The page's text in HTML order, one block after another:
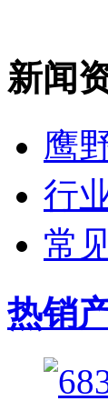
新闻
鹰
行
常
热销